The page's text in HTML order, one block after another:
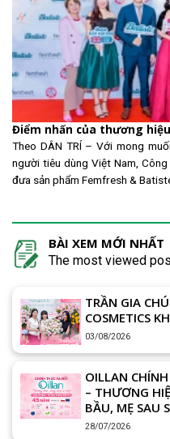
Điểm nhấn của thương
Theo DÂN TRÍ – Với mong
người tiêu dùng Việt Nam,
đưa sản phẩm Femfresh &
BÀI XEM MỚI NHẤT
The most viewed
TRẦN GIA
COSMETICS
03/08/2026
OILLAN
– THƯƠNG
BẦU, MẸ SAU
TỪ CHÂU ÂU
28/07/2026